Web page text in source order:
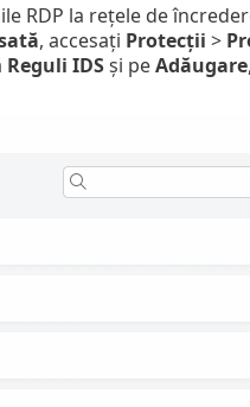
la rețele de
, accesați Protecții >
Reguli IDSși peAdăugare